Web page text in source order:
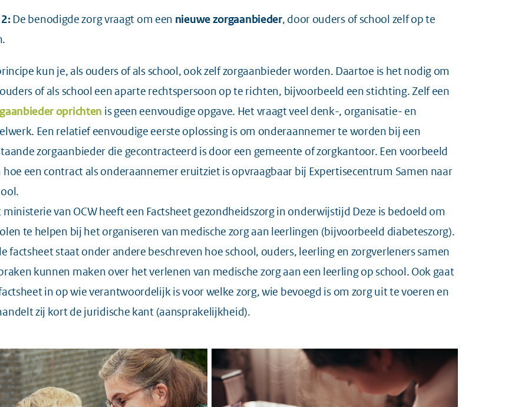
De benodigde zorg vraagt om een nieuwezorgaanbieder, door ouders of school zelf op te
kun je, als ouders of als school, ook zelf zorgaanbieder worden. Daartoe is het nodig om
of als school een aparte rechtspersoon op te richten, bijvoorbeeld een stichting. Zelf een
oprichten is geen eenvoudige opgave. Het vraagt veel denk-, organisatie- en
Een relatief eenvoudige eerste oplossing is om onderaannemer te worden bij een
zorgaanbieder die gecontracteerd is door een gemeente of zorgkantoor. Een voorbeeld
hoe een contract als onderaannemer eruitziet is opvraagbaar bij Expertisecentrum Samen naar
.
ministerie van OCW heeft een Factsheet gezondheidszorg in onderwijstijd Deze is bedoeld om
te helpen bij het organiseren van medische zorg aan leerlingen (bijvoorbeeld diabeteszorg).
factsheet staat onder andere beschreven hoe school, ouders, leerling en zorgverleners samen
kunnen maken over het verlenen van medische zorg aan een leerling op school. Ook gaat
in op wie verantwoordelijk is voor welke zorg, wie bevoegd is om zorg uit te voeren en
zij kort de juridische kant (aansprakelijkheid).